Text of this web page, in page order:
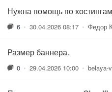
Нужна помощь по хостингам
6 • 30.04.2026 08:17 • Федор
Размер баннера.
0 • 29.04.2026 10:00 • belaya-